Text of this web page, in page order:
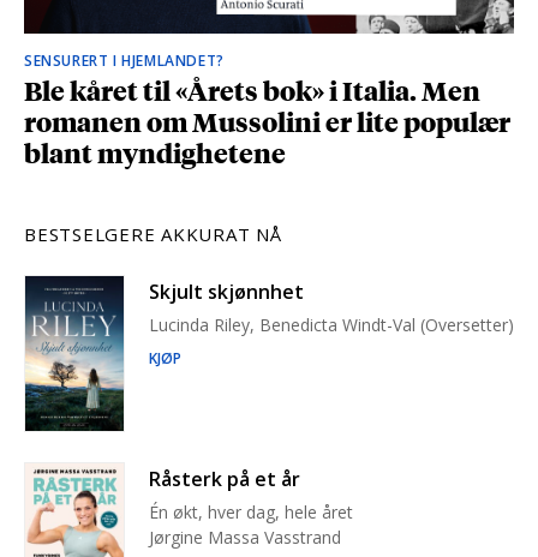
SENSURERT I HJEMLANDET?
Ble kåret til «Årets bok» i Italia. Men
romanen om Mussolini er lite populær
blant myndighetene
BESTSELGERE AKKURAT NÅ
Skjult skjønnhet
Lucinda Riley, Benedicta Windt-Val (Oversetter)
KJØP
Råsterk på et år
Én økt, hver dag, hele året
Jørgine Massa Vasstrand